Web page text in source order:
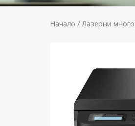
Начало / Лазерни